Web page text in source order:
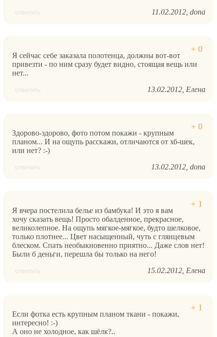
ответить 11.02.2012 dona
Я сейчас себе заказала полотенца, должны вот-вот
привезти - по ним сразу будет видно, стоящая вещь или
нет...
ответить 13.02.2012 Елена
Здорово-здорово, фото потом покажи - крупным
планом... И на ощупь расскажи, отличаются от хб-шек,
или нет? :-)
ответить 13.02.2012 dona
Я вчера постелила белье из бамбука! И это я вам
хочу сказать вещь! Просто обалденное, прекрасное,
великолепное. На ощупь мягкое-мягкое, будто шелковое,
только плотнее... Цвет насыщенный, чуть с глянцевым
блеском. Спать необыкновенно приятно... Даже слов нет!
Были б деньги, перешла бы только на него!
ответить 15.02.2012 Елена
Если фотка есть крупным планом ткани - покажи,
интересно! :-)
А оно не холодное, как шёлк?..